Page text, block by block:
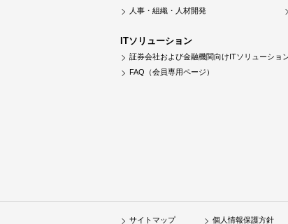
人事・組織・人材開発
ITソリューション
証券会社および金融機関向けITソリューショ
FAQ（会員専用ページ）
サイトマップ 個人情報保護方針